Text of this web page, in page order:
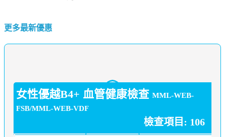
更多最新優惠
女性優越B4+ 血管健康檢查 MML-WEB-
FSB/MML-WEB-VDF
檢查項目: 106